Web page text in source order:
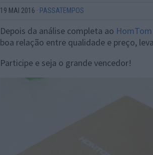
19 MAI 2016 · PASSATEMPOS
Depois da análise completa ao
boa relação entre qualidade e preço,
Participe e seja o grande vencedor!